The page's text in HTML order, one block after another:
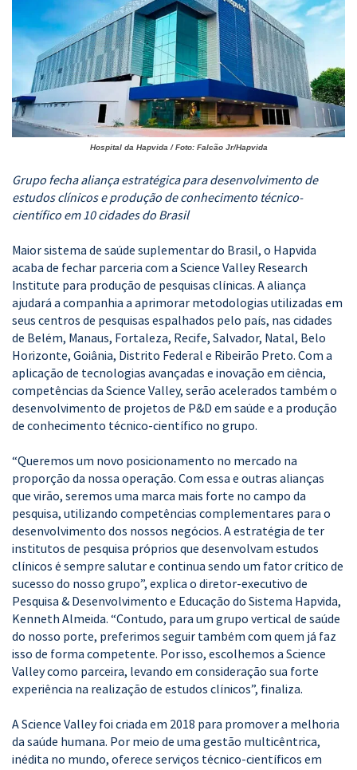
Hospital da Hapvida / Foto: Falcão Jr/Hapvida
Grupo fecha aliança estratégica para desenvolvimento de
estudos clínicos e produção de conhecimento técnico-
científico em 10 cidades do Brasil
Maior sistema de saúde suplementar do Brasil, o Hapvida
acaba de fechar parceria com a Science Valley Research
Institute para produção de pesquisas clínicas. A aliança
ajudará a companhia a aprimorar metodologias utilizadas em
seus centros de pesquisas espalhados pelo país, nas cidades
de Belém, Manaus, Fortaleza, Recife, Salvador, Natal, Belo
Horizonte, Goiânia, Distrito Federal e Ribeirão Preto. Com a
aplicação de tecnologias avançadas e inovação em ciência,
competências da Science Valley, serão acelerados também o
desenvolvimento de projetos de P&D em saúde e a produção
de conhecimento técnico-científico no grupo.
“Queremos um novo posicionamento no mercado na
proporção da nossa operação. Com essa e outras alianças
que virão, seremos uma marca mais forte no campo da
pesquisa, utilizando competências complementares para o
desenvolvimento dos nossos negócios. A estratégia de ter
institutos de pesquisa próprios que desenvolvam estudos
clínicos é sempre salutar e continua sendo um fator crítico de
sucesso do nosso grupo”, explica o diretor-executivo de
Pesquisa & Desenvolvimento e Educação do Sistema Hapvida,
Kenneth Almeida. “Contudo, para um grupo vertical de saúde
do nosso porte, preferimos seguir também com quem já faz
isso de forma competente. Por isso, escolhemos a Science
Valley como parceira, levando em consideração sua forte
experiência na realização de estudos clínicos”, finaliza.
A Science Valley foi criada em 2018 para promover a melhoria
da saúde humana. Por meio de uma gestão multicêntrica,
inédita no mundo, oferece serviços técnico-científicos em